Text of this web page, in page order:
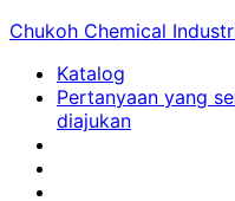
Chukoh Chemical
Katalog
Pertanyaan yang
diajukan